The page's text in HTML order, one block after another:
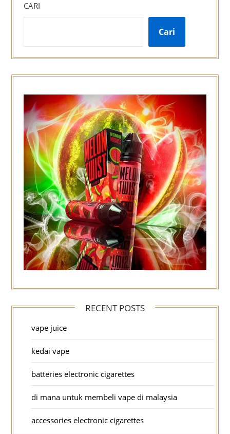
CARI
Cari
RECENT POSTS
vape juice
kedai vape
batteries electronic cigarettes
di mana untuk membeli vape di malaysia
accessories electronic cigarettes